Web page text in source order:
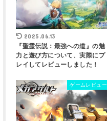
2025.06.13
『聖霊伝説：最強への道』の魅
力と遊び方について、実際にプ
レイしてレビューしました！
ゲームレビュー